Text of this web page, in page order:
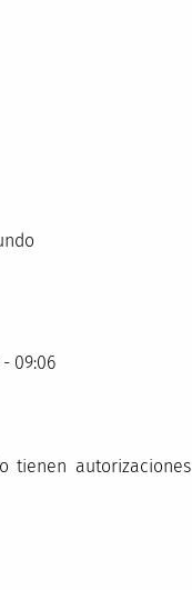
09:06
tienen